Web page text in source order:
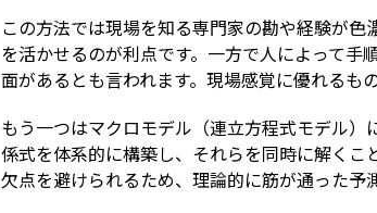
この方法では現場を知る専門家の勘や経験が
を活かせるのが利点です。一方で人によって
面があるとも言われます。現場感覚に優れるも
もう一つはマクロモデル（連立方程式モデル
係式を体系的に構築し、それらを同時に解く
欠点を避けられるため、理論的に筋が通った予